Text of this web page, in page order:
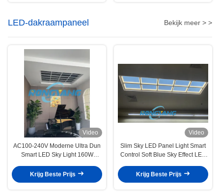
LED-dakraampaneel Bekijk meer > >
Video
AC100-240V Moderne Ultra Dun
Smart LED Sky Light 160W
Krijg Beste Prijs
Video
Slim Sky LED Panel Light Smart
Control Soft Blue Sky Effect LED
Reserve Hoogte 70mm
Krijg Beste Prijs